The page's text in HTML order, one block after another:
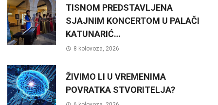
TISNOM PREDSTAVLJENA
SJAJNIM KONCERTOM U PALAČI
KATUNARIĆ…
8 kolovoza, 2026
ŽIVIMO LI U VREMENIMA
POVRATKA STVORITELJA?